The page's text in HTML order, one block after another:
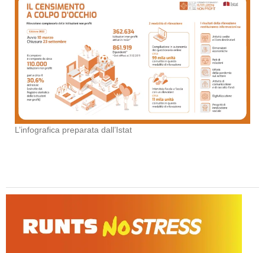
L’infografica preparata dall’Istat